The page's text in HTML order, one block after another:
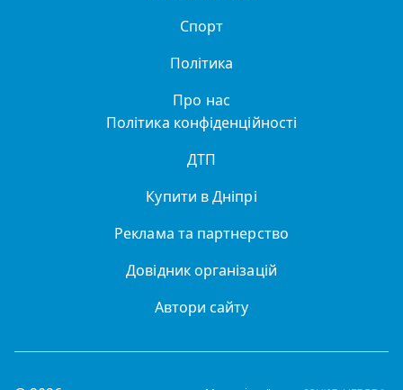
Спорт
Політика
Про нас
Політика конфіденційності
ДТП
Купити в Дніпрі
Реклама та партнерство
Довідник організацій
Автори сайту